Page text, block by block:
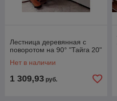
Лестница деревянная с
поворотом на 90° "Тайга 20"
Нет в наличии
1 309,93 руб.